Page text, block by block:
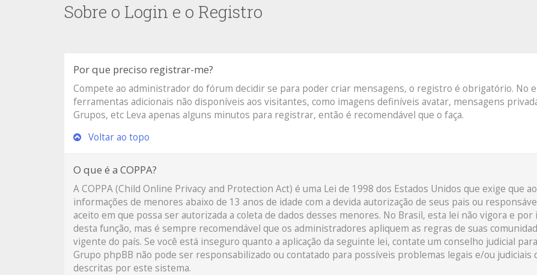
Sobre o Login e o Registro
Por que preciso registrar-me?
Compete ao administrador do fórum decidir se para poder criar mensagens, o registro é obrigatório. No
ferramentas adicionais não disponíveis aos visitantes, como imagens definíveis avatar, mensagens
Grupos, etc Leva apenas alguns minutos para registrar, então é recomendável que o faça.
Voltar ao topo
O que é a COPPA?
A COPPA (Child Online Privacy and Protection Act) é uma Lei de 1998 dos Estados Unidos que exige que
informações de menores abaixo de 13 anos de idade com a devida autorização de seus pais ou
aceito em que possa ser autorizada a coleta de dados desses menores. No Brasil, esta lei não vigora e
desta função, mas é sempre recomendável que os administradores apliquem as regras de suas
vigente do país. Se você está inseguro quanto a aplicação da seguinte lei, contate um conselho judicial
Grupo phpBB não pode ser responsabilizado ou contatado para possíveis problemas legais e/ou
descritas por este sistema.